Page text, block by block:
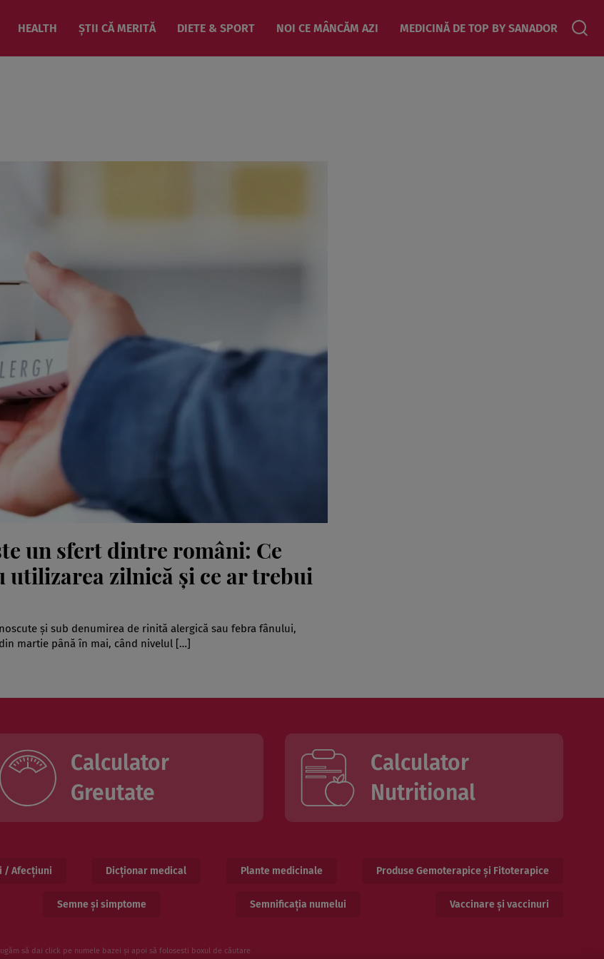
HEALTH ȘTII CĂ MERITĂ DIETE & SPORT NOI CE MÂNCĂM AZI MEDICINĂ DE TOP BY SANADOR
un sfert dintre români: Ce
zilnică și ce ar trebui
și sub denumirea de rinită alergică sau febra fânului,
martie până în mai, când nivelul […]
Calculator
Greutate
Calculator
Nutritional
/ Afecțiuni Dicționar medical Plante medicinale Produse Gemoterapice și Fitoterapice
Semne și simptome Semnificația numelui Vaccinare și vaccinuri
să dai click pe numele bazei și apoi să folosesti boxul de căutare